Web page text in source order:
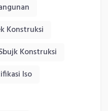
Konstruksi
Konstruksi
Iso